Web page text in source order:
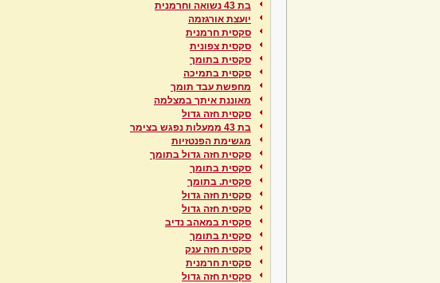
בת 43 נשואה וחרמנית
יועצת אורגזמה
סקסית חרמנית
סקסית צפונית
סקסית בתומך
סקסית בתמיכה
מחפשת עבד תומך
מאוננת איתך במצלמה
סקסית חזה גדול
בת 43 ממעלות נפגש בצימר
מגשימת הפנטזיות
סקסית חזה גדול בתומך
סקסית בתומך
סקסית. בתומך
סקסית חזה גדול
סקסית חזה גדול
סקסית במאהב נדיב
סקסית בתומך
סקסית חזה ענק
סקסית חרמנית
סקסית חזה גדול